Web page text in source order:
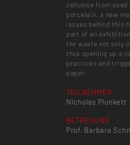
cellulose from
porcelain, a new
issues behind this
part of an
the waste not only
thus opening up a
practices and
paper.
TEILNEHMER
Nicholas Plunkett
BETREUUNG
Prof. Barbara